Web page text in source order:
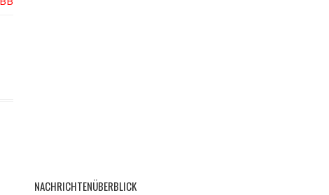
NACHRICHTENÜBERBLICK